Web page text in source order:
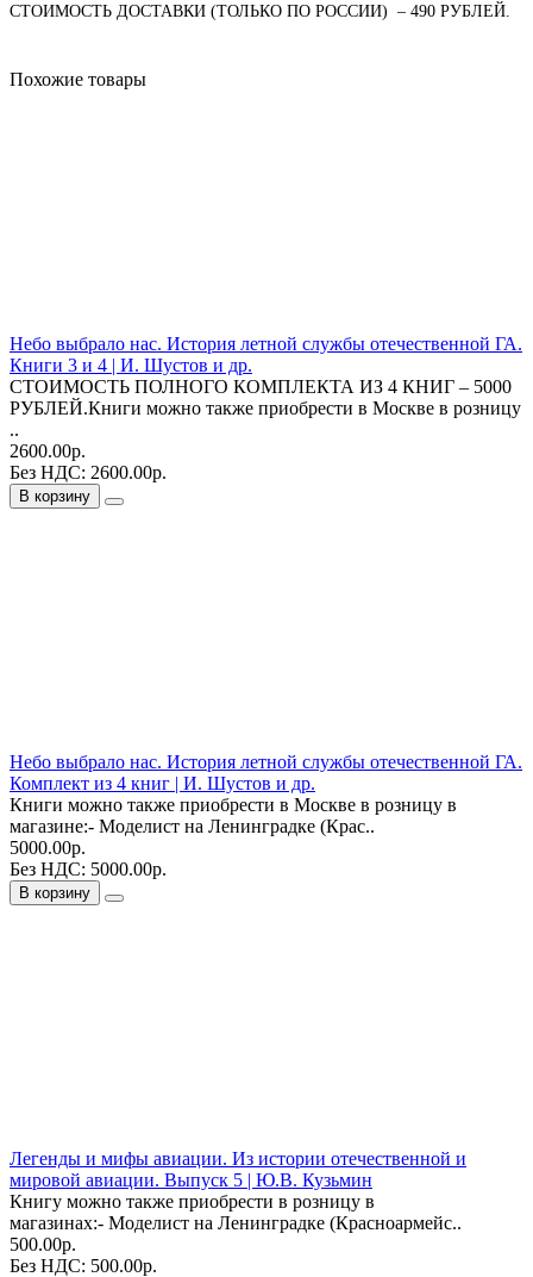
СТОИМОСТЬ ДОСТАВКИ (ТОЛЬКО ПО РОССИИ) – 490 РУБЛЕЙ.
Похожие товары
Небо выбрало нас. История летной службы отечественной ГА.
Книги 3 и 4 | И. Шустов и др.
СТОИМОСТЬ ПОЛНОГО КОМПЛЕКТА ИЗ 4 КНИГ – 5000
РУБЛЕЙ.Книги можно также приобрести в Москве в розницу
..
2600.00р.
Без НДС: 2600.00р.
В корзину
Небо выбрало нас. История летной службы отечественной ГА.
Комплект из 4 книг | И. Шустов и др.
Книги можно также приобрести в Москве в розницу в
магазине:- Моделист на Ленинградке (Крас..
5000.00р.
Без НДС: 5000.00р.
В корзину
Легенды и мифы авиации. Из истории отечественной и
мировой авиации. Выпуск 5 | Ю.В. Кузьмин
Книгу можно также приобрести в розницу в
магазинах:- Моделист на Ленинградке (Красноармейс..
500.00р.
Без НДС: 500.00р.